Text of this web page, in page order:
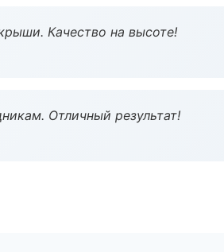
Качество на высоте!
Отличный результат!